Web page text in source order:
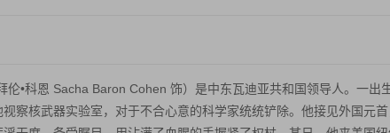
伦•科恩 Sacha Baron Cohen 饰）是中东瓦迪亚共和国领导人。一
察核武器实验室，对于不合心意的科学家统统铲除。他接见外国元